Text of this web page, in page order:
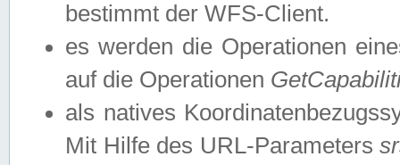
bestimmt der WFS-Client.
es werden die Operationen
auf die Operationen
als natives
Mit Hilfe des URL-Parameters